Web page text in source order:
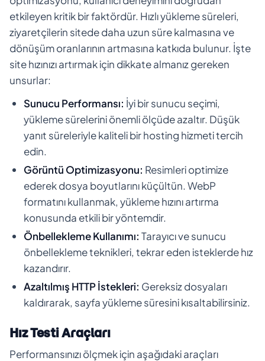
etkileyen kritik bir faktördür. Hızlı yükleme süreleri,
ziyaretçilerin sitede daha uzun süre kalmasına ve
dönüşüm oranlarının artmasına katkıda bulunur. İşte
site hızınızı artırmak için dikkate almanız gereken
unsurlar:
Sunucu Performansı: İyi bir sunucu seçimi,
yükleme sürelerini önemli ölçüde azaltır. Düşük
yanıt süreleriyle kaliteli bir hosting hizmeti tercih
edin.
Görüntü Optimizasyonu: Resimleri optimize
ederek dosya boyutlarını küçültün. WebP
formatını kullanmak, yükleme hızını artırma
konusunda etkili bir yöntemdir.
Önbellekleme Kullanımı: Tarayıcı ve sunucu
önbellekleme teknikleri, tekrar eden isteklerde hız
kazandırır.
Azaltılmış HTTP İstekleri: Gereksiz dosyaları
kaldırarak, sayfa yükleme süresini kısaltabilirsiniz.
Hız Testi Araçları
Performansınızı ölçmek için aşağıdaki araçları